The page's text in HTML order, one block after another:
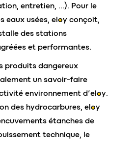
entretien, …). Pour le
eaux usées, eloy conçoit,
des stations
et performantes.
produits dangereux
un savoir-faire
environnement d’eloy.
des hydrocarbures, eloy
étanches de
technique, le